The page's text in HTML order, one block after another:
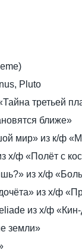
Pluto
третьей
ближе»
мир» из к/ф
х/ф «Полёт с
из х/ф
из х/ф
из х/ф «Кин-
земли»